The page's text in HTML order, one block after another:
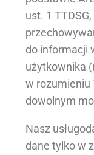
ust. 1
do informacji
użytkownika
w rozumieniu
dowolnym
Nasz
dane tylko w